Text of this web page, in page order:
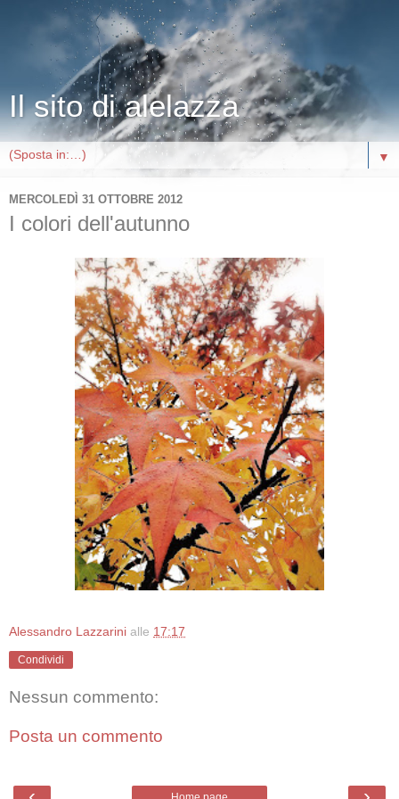
Il sito di alelazza
▼
MERCOLEDÌ 31 OTTOBRE 2012
I colori dell'autunno
Alessandro Lazzarini alle 17:17
Condividi
Nessun commento:
Posta un commento